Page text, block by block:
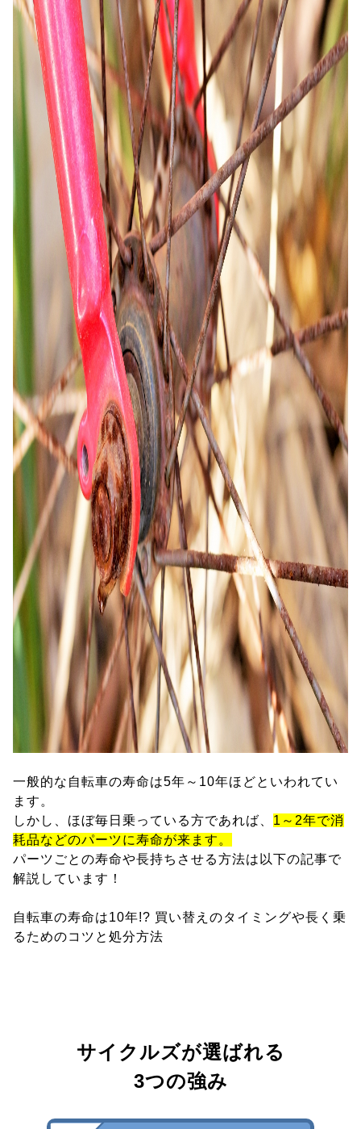
一般的な自転車の寿命は5年～10年ほどといわれてい
ます。
しかし、ほぼ毎日乗っている方であれば、 1～2年で消
耗品などのパーツに寿命が来ます。
パーツごとの寿命や長持ちさせる方法は以下の記事で
解説しています！
自転車の寿命は10年!? 買い替えのタイミングや長く乗
るためのコツと処分方法
サイクルズが選ばれる
3つの強み